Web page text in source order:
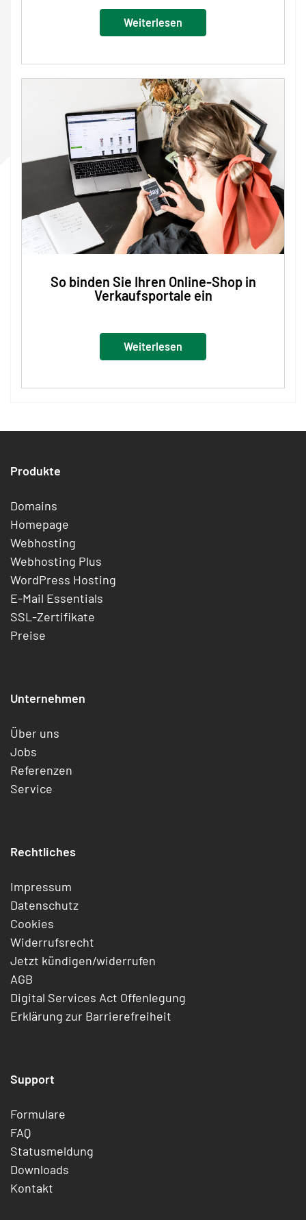
Weiterlesen
So binden Sie Ihren Online-Shop in
Verkaufsportale ein
Weiterlesen
Produkte
Domains
Homepage
Webhosting
Webhosting Plus
WordPress Hosting
E-Mail Essentials
SSL-Zertifikate
Preise
Unternehmen
Über uns
Jobs
Referenzen
Service
Rechtliches
Impressum
Datenschutz
Cookies
Widerrufsrecht
Jetzt kündigen/widerrufen
AGB
Digital Services Act Offenlegung
Erklärung zur Barrierefreiheit
Support
Formulare
FAQ
Statusmeldung
Downloads
Kontakt